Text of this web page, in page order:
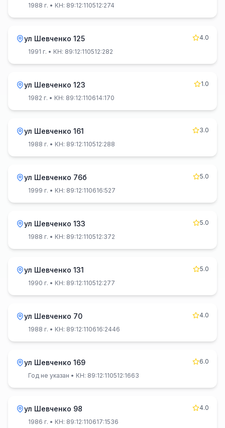
1988 г. • КН: 89:12:110512:274
ул Шевченко 125
4.0
1991 г. • КН: 89:12:110512:282
ул Шевченко 123
1.0
1982 г. • КН: 89:12:110614:170
ул Шевченко 161
3.0
1988 г. • КН: 89:12:110512:288
ул Шевченко 76б
5.0
1999 г. • КН: 89:12:110616:527
ул Шевченко 133
5.0
1988 г. • КН: 89:12:110512:372
ул Шевченко 131
5.0
1990 г. • КН: 89:12:110512:277
ул Шевченко 70
4.0
1988 г. • КН: 89:12:110616:2446
ул Шевченко 169
6.0
Год не указан • КН: 89:12:110512:1663
ул Шевченко 98
4.0
1986 г. • КН: 89:12:110617:1536